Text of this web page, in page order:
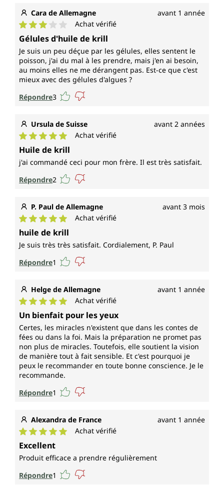
Cara de Allemagne avant 1 année
Note moyenne de 3 sur 5 étoiles
Achat vérifié
Gélules d'huile de krill
Je suis un peu déçue par les gélules, elles sentent le
poisson, j'ai du mal à les prendre, mais j'en ai besoin,
au moins elles ne me dérangent pas. Est-ce que c'est
mieux avec des gélules d'algues ?
Répondre3
Ursula de Suisse avant 2 années
Note moyenne de 5 sur 5 étoiles
Achat vérifié
Huile de krill
j'ai commandé ceci pour mon frère. Il est très satisfait.
Répondre2
P. Paul de Allemagne avant 3 mois
Note moyenne de 5 sur 5 étoiles
Achat vérifié
huile de krill
Je suis très très satisfait. Cordialement, P. Paul
Répondre1
Helge de Allemagne avant 1 année
Note moyenne de 5 sur 5 étoiles
Achat vérifié
Un bienfait pour les yeux
Certes, les miracles n'existent que dans les contes de
fées ou dans la foi. Mais la préparation ne promet pas
non plus de miracles. Toutefois, elle soutient la vision
de manière tout à fait sensible. Et c'est pourquoi je
peux le recommander en toute bonne conscience. Je le
recommande.
Répondre1
Alexandra de France avant 1 année
Note moyenne de 5 sur 5 étoiles
Achat vérifié
Excellent
Produit efficace a prendre régulièrement
Répondre1